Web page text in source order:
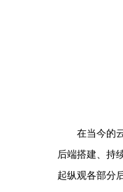
在当今的
后端搭建、持
起纵观各部分